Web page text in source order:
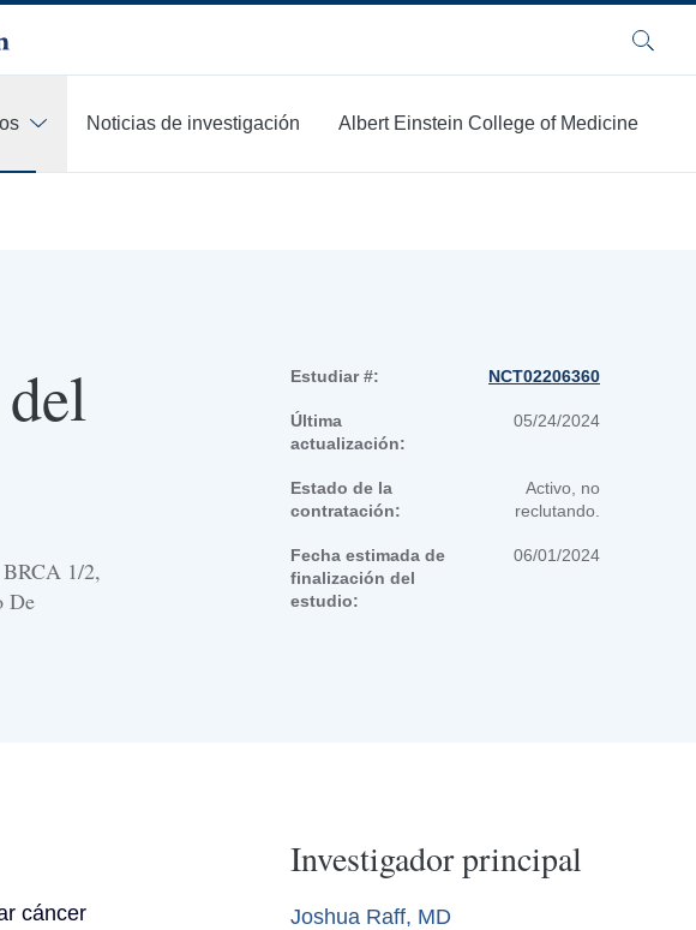
Buscar
Noticias de investigación Albert Einstein College of Medicine
BRCA 1/2,
De
Estudiar #: NCT02206360
Última
actualización:
05/24/2024
Estado de la
contratación:
Activo, no
reclutando.
Fecha estimada de
finalización del
estudio:
06/01/2024
cáncer
Investigador principal
Joshua Raff, MD